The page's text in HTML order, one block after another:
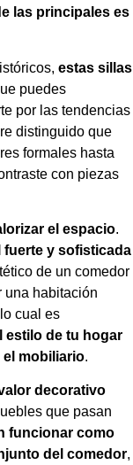
las principales es
estas sillas
puedes
por las tendencias
distinguido que
formales hasta
con piezas
el espacio.
fuerte y sofisticada
de un comedor
una habitación
cual es
estilo de tu hogar
mobiliario.
decorativo
que pasan
funcionar como
del comedor,